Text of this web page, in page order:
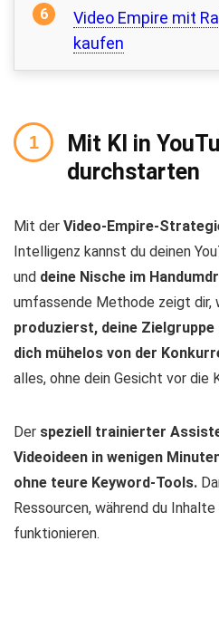
Video Empire mit
kaufen
Mit KI in
durchstarten
Mit der Video-Empire-
Intelligenz kannst du deinen
und deine Nische im
umfassende Methode zeigt dir,
produzierst, deine
dich mühelos von der
alles, ohne dein Gesicht vor die
Der speziell trainierter
Videoideen in wenigen
ohne teure Keyword-Tools.
Ressourcen, während du
funktionieren.